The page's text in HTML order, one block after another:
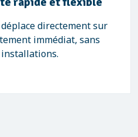
directement sur
immédiat, sans